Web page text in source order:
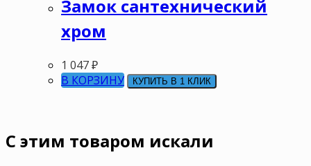
Замок сантехнический
хром
1 047₽
В КОРЗИНУ
КУПИТЬ В 1 КЛИК
C этим товаром искали